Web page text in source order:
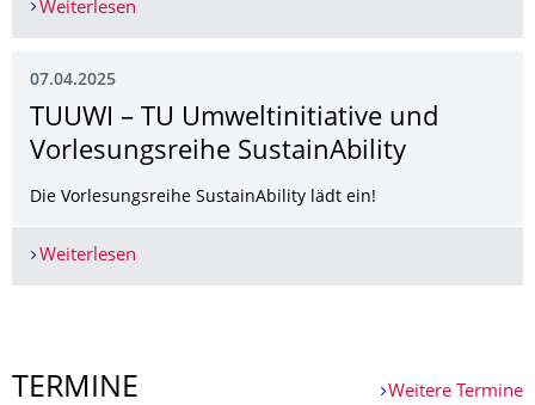
Weiterlesen
07.04.2025
TUUWI – TU Umweltinitiative und
Vorlesungsreihe SustainAbility
Die Vorlesungsreihe SustainAbility lädt ein!
Weiterlesen
TERMINE Weitere Termine